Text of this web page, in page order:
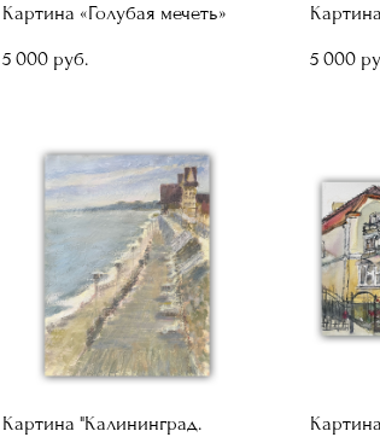
Картина «Голубая мечеть»
5 000 pуб.
5 000
Картина "Калининград.